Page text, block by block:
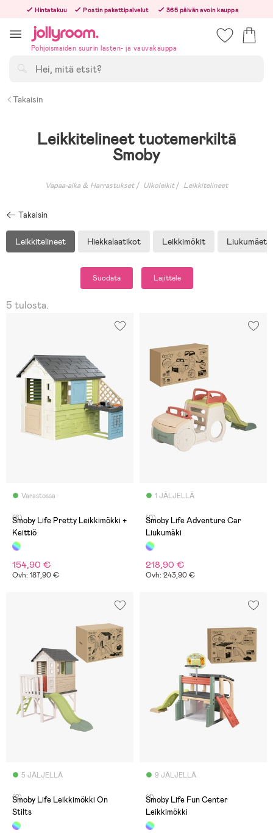
Hoppa
innehållet
Hintatakuu Postin pakettipalvelut
365 päivän avoin kauppa
Tilaa arkisin ennen klo 13.00 – lähetämme tilauksen jo samana päivänä!
Pohjoismaiden suurin lasten- ja vauvakauppa
Takaisin
Leikkitelineet tuotemerkiltä
Smoby
Vapaa-aika & Harrastukset Ulkoleikit Leikkitelineet
Takaisin
Leikkitelineet Hiekkalaatikot Leikkimökit Liukumäet
Suodata Lajittele
5 tulosta.
Varastossa
(6)
Smoby Life Pretty Leikkimökki +
Keittiö
154,90 €
Ovh: 187,90 €
1 JÄLJELLÄ
(0)
Smoby Life Adventure Car
Liukumäki
218,90 €
Ovh: 243,90 €
5 JÄLJELLÄ
(2)
Smoby Life Leikkimökki On
Stilts
9 JÄLJELLÄ
(1)
Smoby Life Fun Center
Leikkimökki